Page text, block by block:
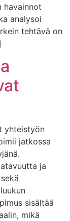
havainnot
analysoi
tehtävä on
yhteistyön
jatkossa
ja
sisältää
mikä